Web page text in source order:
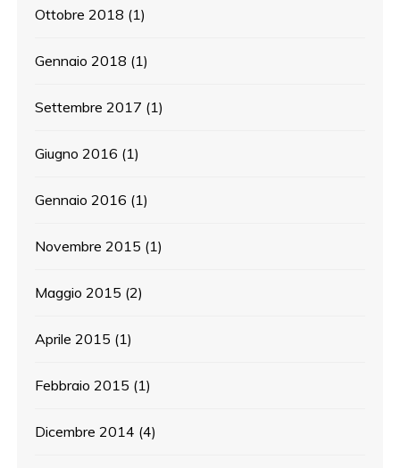
Ottobre 2018 (1)
Gennaio 2018 (1)
Settembre 2017 (1)
Giugno 2016 (1)
Gennaio 2016 (1)
Novembre 2015 (1)
Maggio 2015 (2)
Aprile 2015 (1)
Febbraio 2015 (1)
Dicembre 2014 (4)